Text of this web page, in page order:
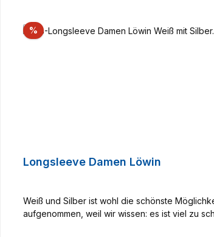
% Rabatt
Longsleeve Damen Löwin
Weiß und Silber ist wohl die schönste
aufgenommen, weil wir wissen: es ist viel zu